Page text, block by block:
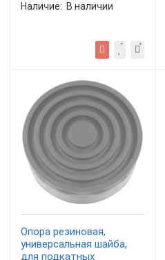
Наличие: В наличии
Опора резиновая,
универсальная шайба,
для подкатных